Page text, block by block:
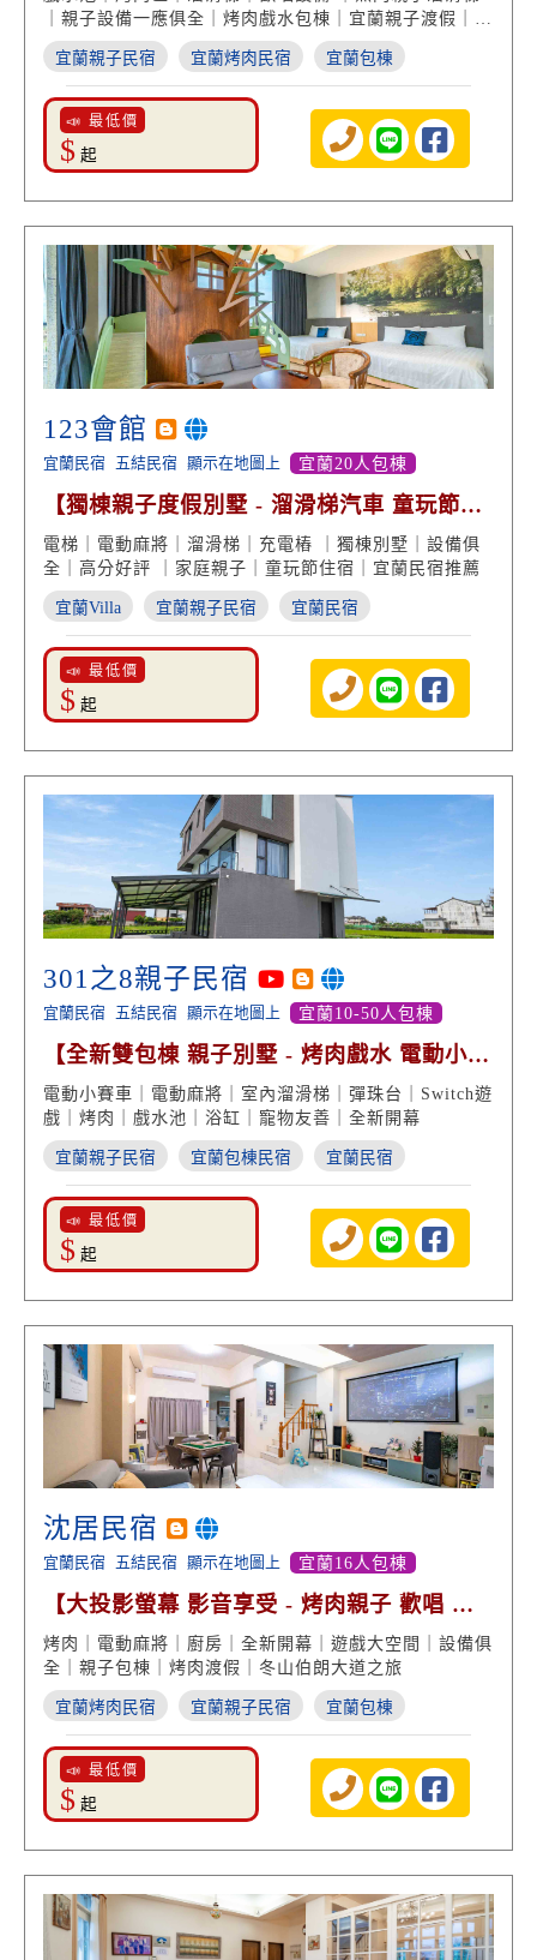
｜親子設備一應俱全｜烤肉戲水包棟｜宜蘭親子渡假｜家
庭旅遊
宜蘭親子民宿 宜蘭烤肉民宿 宜蘭包棟
📣 最低價
$ 起
123會館
宜蘭民宿 五結民宿 顯示在地圖上 宜蘭20人包棟
【獨棟親子度假別墅 - 溜滑梯汽車 童玩節旁
高分好評】
電梯｜電動麻將｜溜滑梯｜充電樁 ｜獨棟別墅｜設備俱
全｜高分好評 ｜家庭親子｜童玩節住宿｜宜蘭民宿推薦
宜蘭Villa 宜蘭親子民宿 宜蘭民宿
📣 最低價
$ 起
301之8親子民宿
宜蘭民宿 五結民宿 顯示在地圖上 宜蘭10-50人包棟
【全新雙包棟 親子別墅 - 烤肉戲水 電動小賽
車】
電動小賽車｜電動麻將｜室內溜滑梯｜彈珠台｜Switch遊
戲｜烤肉｜戲水池｜浴缸｜寵物友善｜全新開幕
宜蘭親子民宿 宜蘭包棟民宿 宜蘭民宿
📣 最低價
$ 起
沈居民宿
宜蘭民宿 五結民宿 顯示在地圖上 宜蘭16人包棟
【大投影螢幕 影音享受 - 烤肉親子 歡唱 雙
包棟】
烤肉｜電動麻將｜廚房｜全新開幕｜遊戲大空間｜設備俱
全｜親子包棟｜烤肉渡假｜冬山伯朗大道之旅
宜蘭烤肉民宿 宜蘭親子民宿 宜蘭包棟
📣 最低價
$ 起